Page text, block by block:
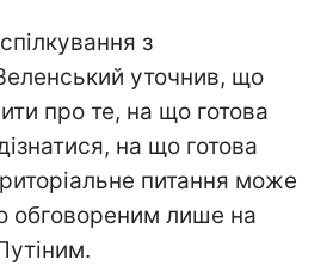
з
уточнив, що
про те, на що готова
на що готова
питання може
обговореним лише на